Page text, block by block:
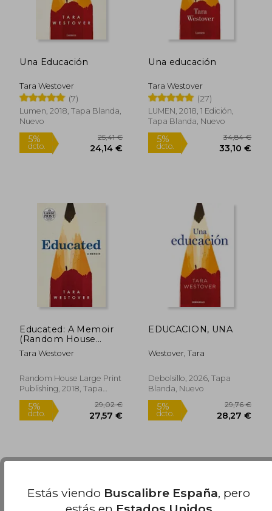
5% 5%
Una Educación
Tara Westover
(7)
Lumen, 2018, Tapa Blanda,
Nuevo
5%
Una educación
Tara Westover
(27)
LUMEN, 2018, 1 Edición,
Tapa Blanda, Nuevo
Educated: A Memoir
(Random House
Large Print) (en
Inglés)
Tara Westover
Random House Large Print
Publishing, 2018, Tapa
Blanda, Nuevo
EDUCACION, UNA
Westover, Tara
Debolsillo, 2026, Tapa
Blanda, Nuevo
Estás viendo Buscalibre España, pero